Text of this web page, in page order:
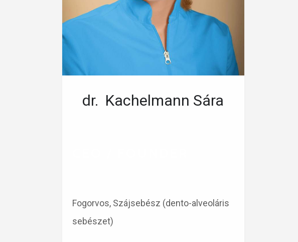
dr. Kachelmann Sára
Fogorvos, Szájsebész (dento-alveoláris
sebészet)